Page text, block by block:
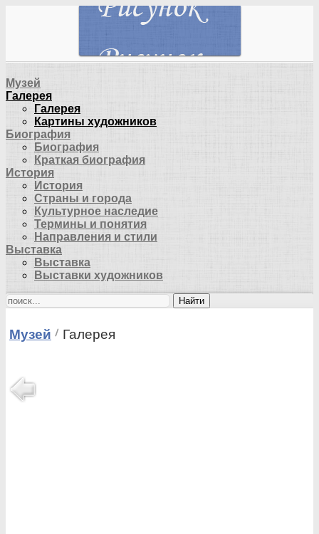
Музей
Галерея
Галерея
Картины художников
Биография
Биография
Краткая биография
История
История
Страны и города
Культурное наследие
Термины и понятия
Направления и стили
Выставка
Выставка
Выставки художников
Найти
Музей Галерея